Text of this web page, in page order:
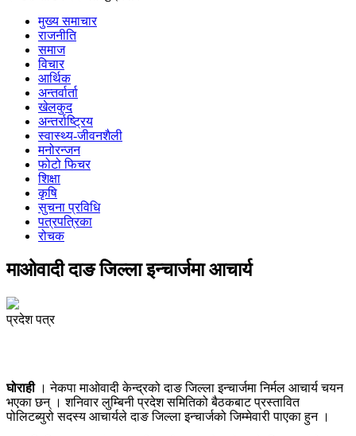
मुख्य समाचार
राजनीति
समाज
विचार
आर्थिक
अन्तर्वार्ता
खेलकुद
अन्तर्राष्ट्रिय
स्वास्थ्य-जीवनशैली
मनोरन्जन
फोटो फिचर
शिक्षा
कृषि
सुचना प्रविधि
पत्रपत्रिका
रोचक
माओवादी दाङ जिल्ला इन्चार्जमा आचार्य
प्रदेश पत्र
घोराही । नेकपा माओवादी केन्द्रको दाङ जिल्ला इन्चार्जमा निर्मल आचार्य चयन
भएका छन् । शनिवार लुम्बिनी प्रदेश समितिको बैठकबाट प्रस्तावित
पोलिटब्युरो सदस्य आचार्यले दाङ जिल्ला इन्चार्जको जिम्मेवारी पाएका हुन ।